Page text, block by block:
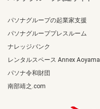
パソナグループの起業家支援
パソナグループプレスルーム
ナレッジバンク
レンタルスペース Annex Aoyama
パソナ令和財団
南部靖之.com